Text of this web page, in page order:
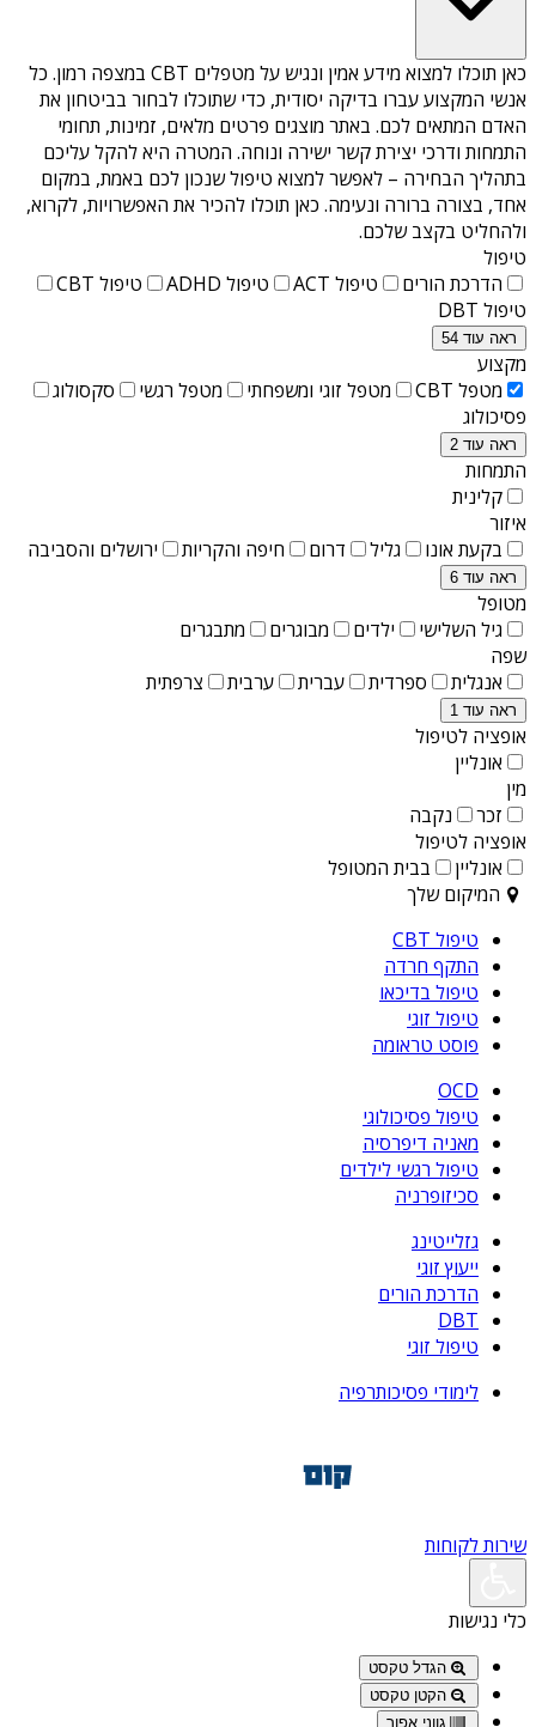
כאן תוכלו למצוא מידע אמין ונגיש על מטפלים CBT במצפה רמון
. כל
אנשי המקצוע עברו בדיקה יסודית, כדי שתוכלו לבחור בביטחון את
האדם המתאים לכם. באתר מוצגים פרטים מלאים, זמינות, תחומי
התמחות ודרכי יצירת קשר ישירה ונוחה. המטרה היא להקל עליכם
בתהליך הבחירה – לאפשר למצוא טיפול שנכון לכם באמת, במקום
אחד, בצורה ברורה ונעימה. כאן תוכלו להכיר את האפשרויות, לקרוא,
ולהחליט בקצב שלכם.
טיפול
הדרכת הורים
טיפול ACT טיפול ADHD
טיפול CBT
טיפול DBT
ראה עוד 54
מקצוע
מטפל CBT
מטפל זוגי ומשפחתי מטפל רגשי
סקסולוג
פסיכולוג
ראה עוד 2
התמחות
קלינית
איזור
בקעת אונו
גליל דרום חיפה והקריות ירושלים והסביבה
ראה עוד 6
מטופל
גיל השלישי
ילדים מבוגרים
מתבגרים
שפה
אנגלית
ספרדית עברית ערבית צרפתית
ראה עוד 1
אופציה לטיפול
אונליין
מין
זכר
נקבה
אופציה לטיפול
אונליין
בבית המטופל
המיקום שלך
טיפול CBT
התקף חרדה
טיפול בדיכאו
טיפול זוגי
פוסט טראומה
OCD
טיפול פסיכולוגי
מאניה דיפרסיה
טיפול רגשי לילדים
סכיזופרניה
גזלייטינג
ייעוץ זוגי
הדרכת הורים
DBT
טיפול זוגי
לימודי פסיכותרפיה
שירות לקוחות
כלי נגישות
הגדל טקסט
הקטן טקסט
גווני אפור